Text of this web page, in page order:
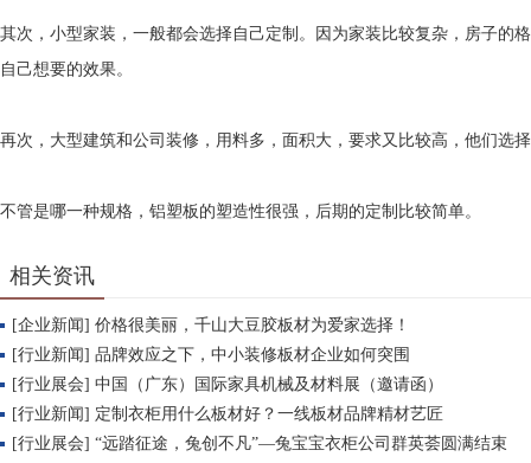
其次，小型家装，一般都会选择自己定制。因为家装比较复杂，房子的
自己想要的效果。
再次，大型建筑和公司装修，用料多，面积大，要求又比较高，他们选
不管是哪一种规格，铝塑板的塑造性很强，后期的定制比较简单。
相关资讯
[企业新闻] 价格很美丽，千山大豆胶板材为爱家选择！
[行业新闻] 品牌效应之下，中小装修板材企业如何突围
[行业展会] 中国（广东）国际家具机械及材料展（邀请函）
[行业新闻] 定制衣柜用什么板材好？一线板材品牌精材艺匠
[行业展会] “远踏征途，兔创不凡”—兔宝宝衣柜公司群英荟圆满结束